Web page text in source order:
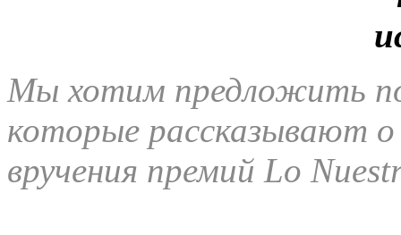
Мы хотим предложить
которые рассказывают о
вручения премий Lo